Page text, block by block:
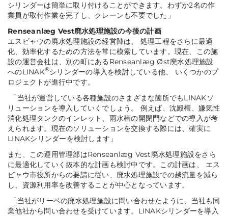
シリンダーは簡単に取り付けることができます。わずか2名の作
業員が取付作業を完了し、クレーンも不要でした 」
Renseanlæg Vest廃水処理施設の今後の計画
エスビャウの廃水処理施設の経営陣は、 処理工程をさらに最適
化、効率化するための方法を常に模索しています。現在、この施
設の運営会社は、別の町にあるRenseanlæg Øst廃水処理施設
へのLINAK®シリンダーの導入を検討している他、 いくつかのプ
ロジェクトが進行中です。
「当社が運営している各種施設のさまざまな箇所でもLINAKソ
リューションを導入していくでしょう。 例えば、沈殿槽、嫌気性
消化処理タンクのインレット、雨水槽の開閉門などでの導入が考
えられます。現在のソリューションを交換する際には、確実に
LINAKシリンダーを検討します 」
また、この運用管理部はRenseanlæg Vest廃水処理施設をさら
に最適化していく抜本的な計画も検討中です。この計画は、 エス
ビャウ市役所からの要請に従い、廃水処理施設での越流量を減ら
し、資源利用率を改善することが中心となっています。
「当社がリーベの廃水処理施設に問い合わせたように、当社も同
業他社から問い合わせを受けています。LINAKシリンダーを導入